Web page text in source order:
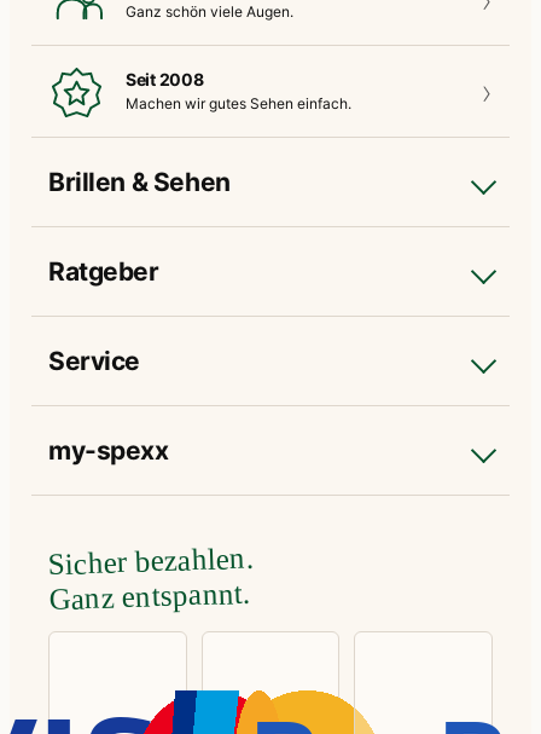
Ganz schön viele Augen.
Seit 2008
Machen wir gutes Sehen einfach.
Brillen & Sehen
Ratgeber
Service
my-spexx
Sicher bezahlen.
Ganz entspannt.